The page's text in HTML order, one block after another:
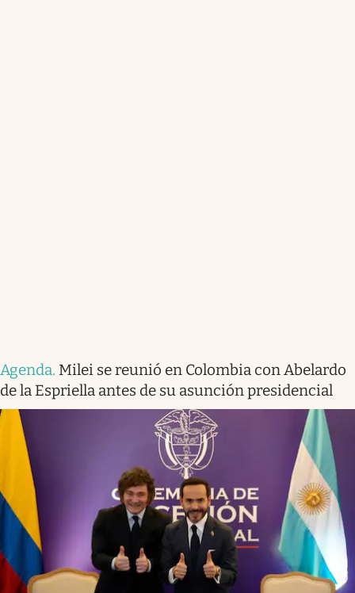
Agenda. Milei se reunió en Colombia con Abelardo
de la Espriella antes de su asunción presidencial